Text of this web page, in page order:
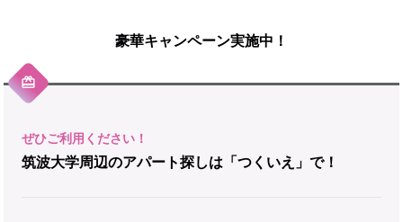
豪華キャンペーン実施中！
筑波大学周辺のアパート探しは「つくいえ」で！